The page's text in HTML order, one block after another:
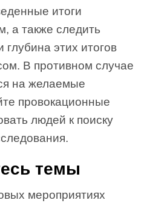
итоги
а также следить
этих итогов
В противном случае
на желаемые
провокационные
людей к поиску
темы
мероприятиях